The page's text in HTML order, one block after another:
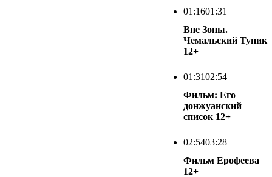
01:1601:31
Вне Зоны.
Чемальский Тупик
12+
01:3102:54
Фильм: Его
донжуанский
список 12+
02:5403:28
Фильм Ерофеева
12+